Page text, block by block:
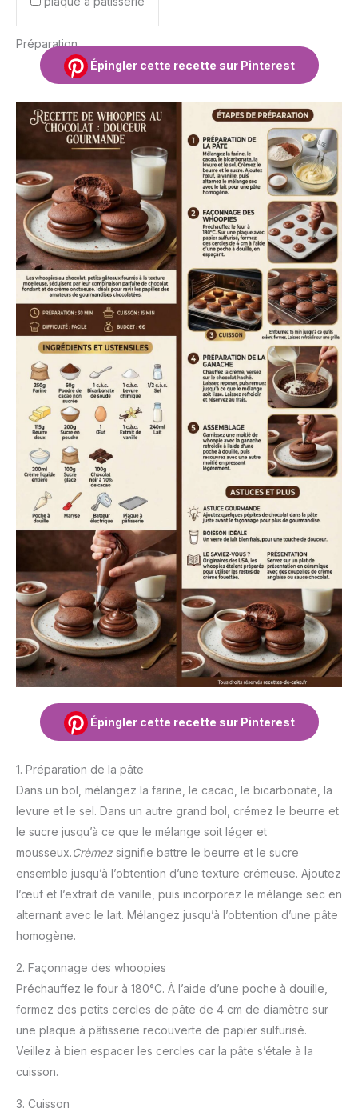
Préparation
Épingler cette recette sur Pinterest
Épingler cette recette sur Pinterest
1. Préparation de la pâte
Dans un bol, mélangez la farine, le cacao, le bicarbonate, la
levure et le sel. Dans un autre grand bol, crémez le beurre et
le sucre jusqu’à ce que le mélange soit léger et
mousseux.Crèmezsignifie battre le beurre et le sucre
ensemble jusqu’à l’obtention d’une texture crémeuse. Ajoutez
l’œuf et l’extrait de vanille, puis incorporez le mélange sec en
alternant avec le lait. Mélangez jusqu’à l’obtention d’une pâte
homogène.
2. Façonnage des whoopies
Préchauffez le four à 180°C. À l’aide d’une poche à douille,
formez des petits cercles de pâte de 4 cm de diamètre sur
une plaque à pâtisserie recouverte de papier sulfurisé.
Veillez à bien espacer les cercles car la pâte s’étale à la
cuisson.
3. Cuisson